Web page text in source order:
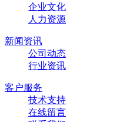
企业文化
人力资源
新闻资讯
公司动态
行业资讯
客户服务
技术支持
在线留言